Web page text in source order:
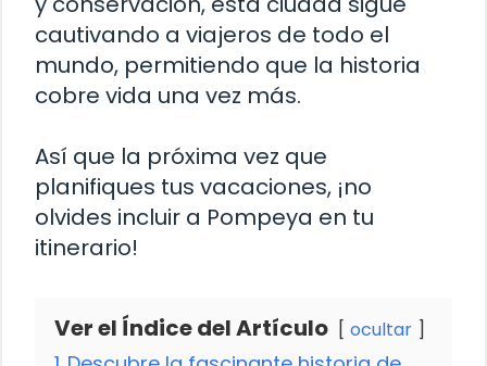
cautivando a viajeros de todo el
mundo, permitiendo que la historia
cobre vida una vez más.
Así que la próxima vez que
planifiques tus vacaciones, ¡no
olvides incluir a Pompeya en tu
itinerario!
Ver el Índice del Artículo ocultar